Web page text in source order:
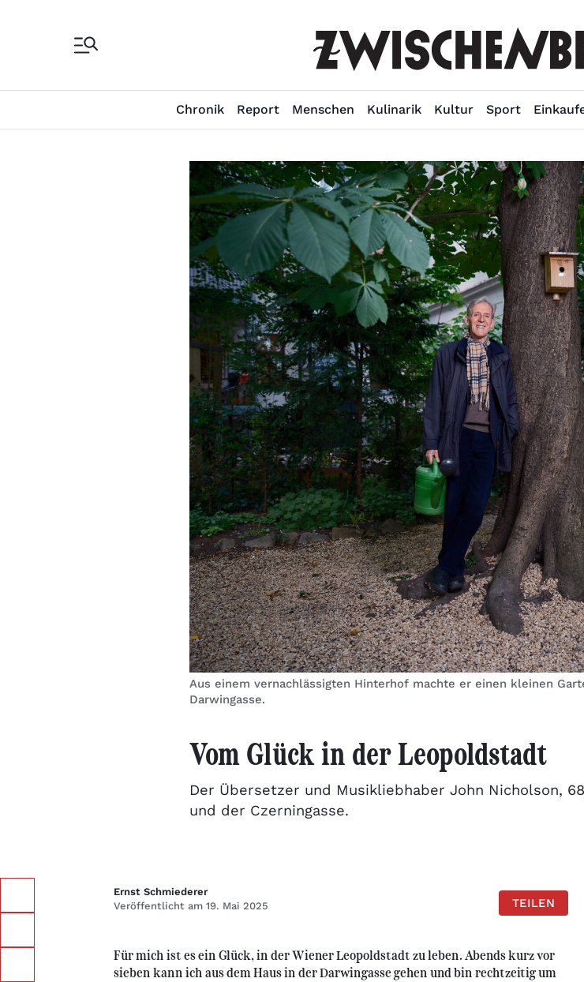
Chronik Report Menschen Kulinarik Kultur Sport
Aus einem vernachlässigten Hinterhof machte er einen kleinen
Darwingasse.
Vom Glück in der Leopoldstadt
Der Übersetzer und Musikliebhaber John Nicholson,
und der Czerningasse.
Ernst Schmiederer
Veröffentlicht am 19. Mai 2025
TEILEN
Für mich ist es ein Glück, in der Wiener Leopoldstadt zu leben. Abends kurz vor
sieben kann ich aus dem Haus in der Darwingasse gehen und bin rechtzeitig um